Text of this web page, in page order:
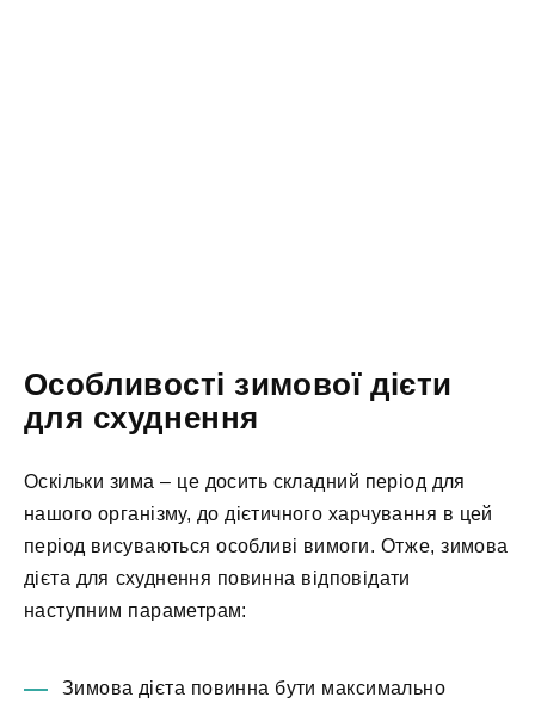
Особливості зимової дієти
для схуднення
Оскільки зима – це досить складний період для
нашого організму, до дієтичного харчування в цей
період висуваються особливі вимоги. Отже, зимова
дієта для схуднення повинна відповідати
наступним параметрам:
Зимова дієта повинна бути максимально